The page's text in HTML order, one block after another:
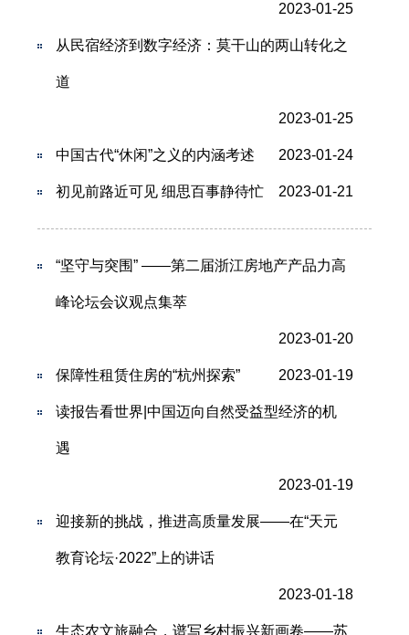
2023-01-25
从民宿经济到数字经济：莫干山的两山转化之
道
2023-01-25
中国古代“休闲”之义的内涵考述 2023-01-24
初见前路近可见 细思百事静待忙 2023-01-21
“坚守与突围” ——第二届浙江房地产产品力高
峰论坛会议观点集萃
2023-01-20
保障性租赁住房的“杭州探索” 2023-01-19
读报告看世界|中国迈向自然受益型经济的机
遇
2023-01-19
迎接新的挑战，推进高质量发展——在“天元
教育论坛·2022”上的讲话
2023-01-18
生态农文旅融合，谱写乡村振兴新画卷——苏